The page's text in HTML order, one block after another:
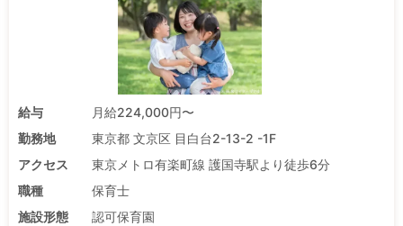
給与
月給224,000円〜
勤務地
東京都 文京区 目白台2-13-2 -1F
アクセス
東京メトロ有楽町線 護国寺駅より徒歩6分
職種
保育士
施設形態
認可保育園